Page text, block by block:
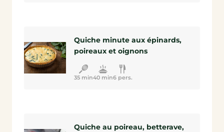
Quiche minute aux épinards,
poireaux et oignons
35 min40 min6 pers.
Quiche au poireau, betterave,